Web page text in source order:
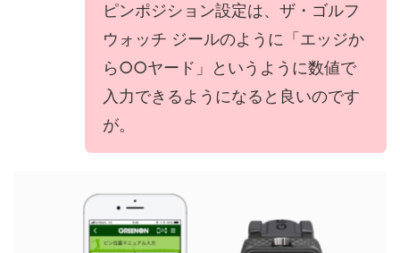
ピンポジション設定は、ザ・ゴルフ
ウォッチ ジールのように「エッジか
ら○○ヤード」というように数値で
入力できるようになると良いのです
が。